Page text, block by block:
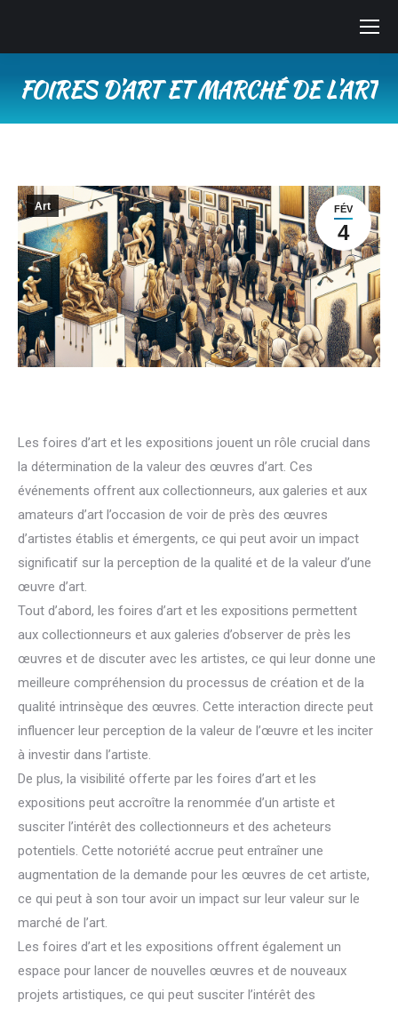
FOIRES D’ART ET MARCHÉ DE L’ART
FÉV
4
Art
Les foires d’art et les expositions jouent un rôle crucial dans
la détermination de la valeur des œuvres d’art. Ces
événements offrent aux collectionneurs, aux galeries et aux
amateurs d’art l’occasion de voir de près des œuvres
d’artistes établis et émergents, ce qui peut avoir un impact
significatif sur la perception de la qualité et de la valeur d’une
œuvre d’art.
Tout d’abord, les foires d’art et les expositions permettent
aux collectionneurs et aux galeries d’observer de près les
œuvres et de discuter avec les artistes, ce qui leur donne une
meilleure compréhension du processus de création et de la
qualité intrinsèque des œuvres. Cette interaction directe peut
influencer leur perception de la valeur de l’œuvre et les inciter
à investir dans l’artiste.
De plus, la visibilité offerte par les foires d’art et les
expositions peut accroître la renommée d’un artiste et
susciter l’intérêt des collectionneurs et des acheteurs
potentiels. Cette notoriété accrue peut entraîner une
augmentation de la demande pour les œuvres de cet artiste,
ce qui peut à son tour avoir un impact sur leur valeur sur le
marché de l’art.
Les foires d’art et les expositions offrent également un
espace pour lancer de nouvelles œuvres et de nouveaux
projets artistiques, ce qui peut susciter l’intérêt des